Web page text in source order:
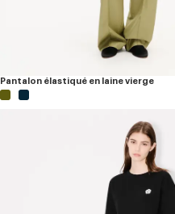
Pantalon élastiqué en laine vierge